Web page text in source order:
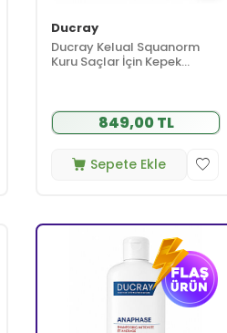
Ducray
Ducray Kelual Squanorm
Kuru Saçlar İçin Kepek
849,00 TL
Sepete Ekle